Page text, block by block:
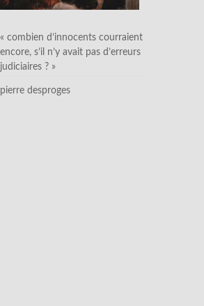
« combien d’innocents courraient
encore, s’il n’y avait pas d’erreurs
judiciaires ? »
pierre desproges